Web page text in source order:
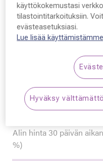
Le Coq Sportif
Le Coq Sportif
LCS6014A, 22
49,50 €
Alin hinta 30 päivän
%)
käyttökokemustasi
tilastointitarkoituksiin.
evästeasetuksiasi.
Lue lisää
Hyväksy